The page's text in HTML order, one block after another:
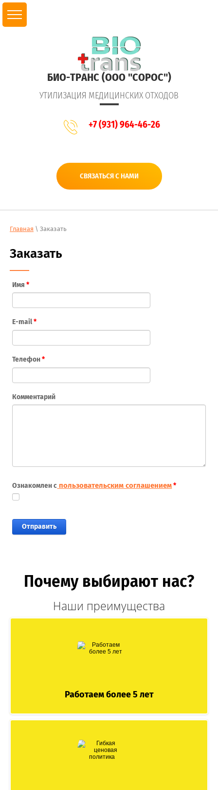
БИО-ТРАНС (ООО "СОРОС")
УТИЛИЗАЦИЯ МЕДИЦИНСКИХ ОТХОДОВ
+7 (931) 964-46-26
СВЯЗАТЬСЯ С НАМИ
Главная \ Заказать
Заказать
Имя*
E-mail*
Телефон*
Комментарий
Ознакомлен с пользовательским соглашением*
Почему выбирают нас?
Наши преимущества
Работаем более 5 лет